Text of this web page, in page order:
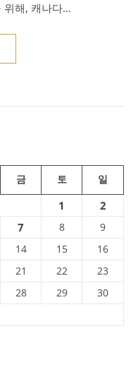
위해, 캐나다…
금 토 일
1 2
7 8
9
14 15
16
21 22
23
28 29
30